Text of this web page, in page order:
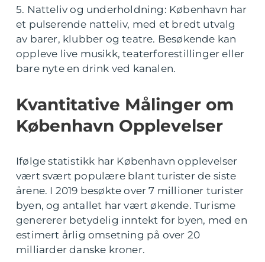
5. Natteliv og underholdning: København har
et pulserende natteliv, med et bredt utvalg
av barer, klubber og teatre. Besøkende kan
oppleve live musikk, teaterforestillinger eller
bare nyte en drink ved kanalen.
Kvantitative Målinger om
København Opplevelser
Ifølge statistikk har København opplevelser
vært svært populære blant turister de siste
årene. I 2019 besøkte over 7 millioner turister
byen, og antallet har vært økende. Turisme
genererer betydelig inntekt for byen, med en
estimert årlig omsetning på over 20
milliarder danske kroner.